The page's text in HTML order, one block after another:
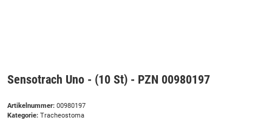
Sensotrach Uno - (10 St) - PZN 00980197
Artikelnummer: 00980197
Kategorie: Tracheostoma